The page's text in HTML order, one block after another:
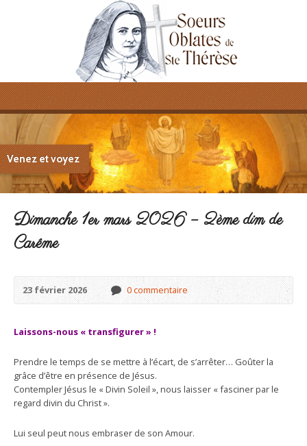
Venez et voyez
Dimanche 1er mars 2026 – 2ème dim de
Carême
23 février 2026 0 commentaire
Laissons-nous « transfigurer » !
Prendre le temps de se mettre à l’écart, de s’arrêter… Goûter la
grâce d’être en présence de Jésus.
Contempler Jésus le « Divin Soleil », nous laisser « fasciner par le
regard divin du Christ ».
Lui seul peut nous embraser de son Amour.